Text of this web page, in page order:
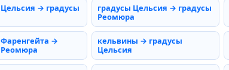
→ градусы
градусы Цельсия → градусы
Реомюра
→
Реомюра
кельвины → градусы
Цельсия